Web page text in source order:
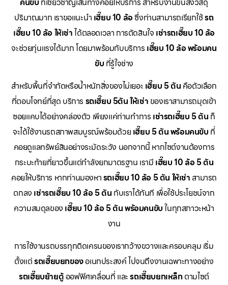
ปริมาณมาก เราขอแนะนำ เฮี๊ยบ 10 ล้อซึ่งท่านสามารถเรียกใช้รถ
เฮี๊ยบ 10 ล้อ ให้เช่าได้ตลอดเวลา การตัดสินใจ เช่ารถเฮี๊ยบ 10 ล้อ
จะช่วยทุ่นแรงได้มาก โดยมาพร้อมกับบริการ เฮี๊ยบ 10 ล้อ พร้อมคน
ขับ ที่รู้ใจช่าง
สำหรับพื้นที่จำกัดหรือน้ำหนักสิ่งของไม่เยอะ เฮี๊ยบ 5 ตัน คือตัวเลือก
ที่ตอบโจทย์ที่สุด บริการ รถเฮี๊ยบ 5ตัน ให้เช่า ของเราสามารถมุดเข้า
ซอยแคบได้อย่างคล่องตัว เพียงแค่ท่านทำการ เช่ารถเฮี๊ยบ 5 ตัน ก็
จะได้ใช้งานรถสภาพสมบูรณ์พร้อมด้วย เฮี๊ยบ 5 ตัน พร้อมคนขับ ที่
คอยดูแลทรัพย์สินอย่างระมัดระวัง นอกจากนี้ หากไซต์งานต้องการ
กระบะท้ายที่ยาวขึ้นแต่กำลังยกมาตรฐาน เรามี เฮี๊ยบ 10 ล้อ 5 ตัน
คอยให้บริการ หากท่านมองหารถเฮี๊ยบ 10 ล้อ 5 ตัน ให้เช่า สามารถ
ตกลง เช่ารถเฮี๊ยบ 10 ล้อ 5 ตัน กับเราได้ทันที เพื่อใช้ประโยชน์จาก
ความสมดุลของ เฮี๊ยบ 10 ล้อ 5 ตัน พร้อมคนขับในทุกสภาวะหน้า
งาน
การใช้งานรถบรรทุกติดเครนของเรากว้างขวางและครอบคลุม เริ่ม
ตั้งแต่รถเฮี๊ยบยกของอเนกประสงค์ ไปจนถึงงานเฉพาะทางอย่าง
รถเฮี๊ยบย้ายตู้ออฟฟิศเคลื่อนที่ และรถเฮี๊ยบยกเหล็กตามไซต์